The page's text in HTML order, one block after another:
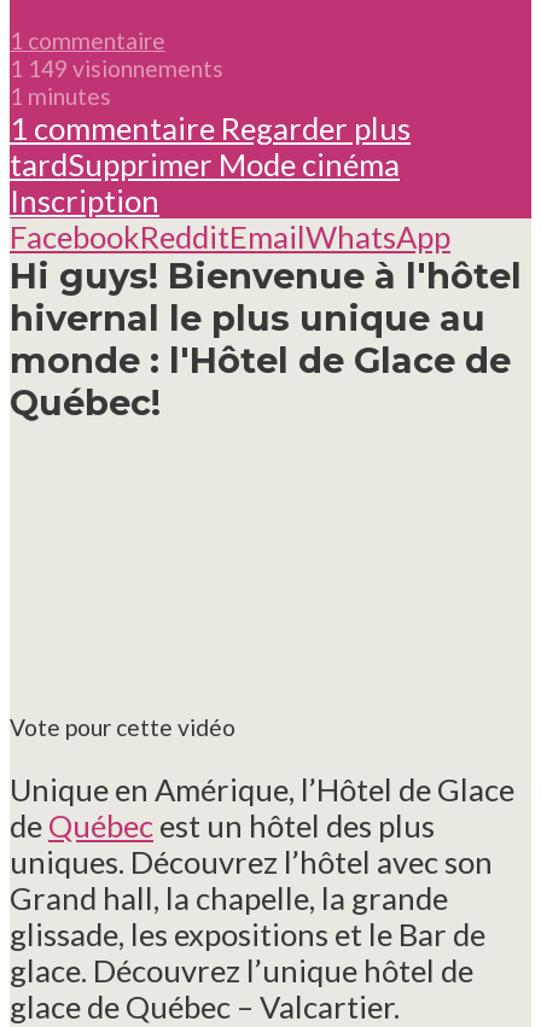
1 commentaire
1 149 visionnements
1 minutes
1 commentaire Regarder plus
tardSupprimer Mode cinéma
Inscription
FacebookRedditEmailWhatsApp
Hi guys! Bienvenue à l'hôtel
hivernal le plus unique au
monde : l'Hôtel de Glace de
Québec!
Vote pour cette vidéo
Unique en Amérique, l’Hôtel de Glace
de Québec est un hôtel des plus
uniques. Découvrez l’hôtel avec son
Grand hall, la chapelle, la grande
glissade, les expositions et le Bar de
glace. Découvrez l’unique hôtel de
glace de Québec – Valcartier.